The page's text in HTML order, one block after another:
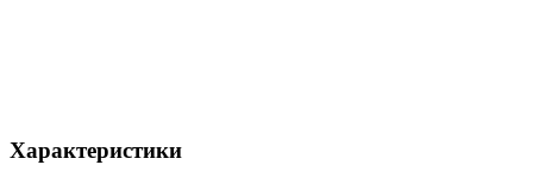
Характеристики